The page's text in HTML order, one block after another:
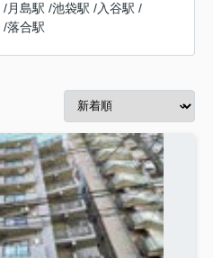
/月島駅 /池袋駅 /入谷駅 /
/落合駅